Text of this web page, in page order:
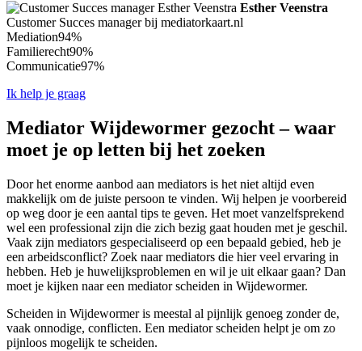
Esther Veenstra
Customer Succes manager bij mediatorkaart.nl
Mediation94%
Familierecht90%
Communicatie97%
Ik help je graag
Mediator Wijdewormer gezocht – waar
moet je op letten bij het zoeken
Door het enorme aanbod aan mediators is het niet altijd even
makkelijk om de juiste persoon te vinden. Wij helpen je voorbereid
op weg door je een aantal tips te geven. Het moet vanzelfsprekend
wel een professional zijn die zich bezig gaat houden met je geschil.
Vaak zijn mediators gespecialiseerd op een bepaald gebied, heb je
een arbeidsconflict? Zoek naar mediators die hier veel ervaring in
hebben. Heb je huwelijksproblemen en wil je uit elkaar gaan? Dan
moet je kijken naar een mediator scheiden in Wijdewormer.
Scheiden in Wijdewormer is meestal al pijnlijk genoeg zonder de,
vaak onnodige, conflicten. Een mediator scheiden helpt je om zo
pijnloos mogelijk te scheiden.